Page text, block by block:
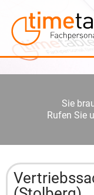
Sie
Rufen Sie